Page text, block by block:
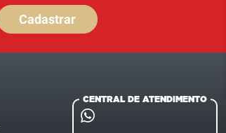
Cadastrar
CENTRAL DE ATENDIMENTO